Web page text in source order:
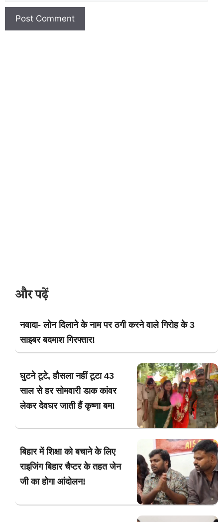
और पढ़ें
नवादा- लोन दिलाने के नाम पर ठगी करने वाले गिरोह के 3
साइबर बदमाश गिरफ्तार!
घुटने टूटे, हौसला नहीं टूटा 43
साल से हर सोमवारी डाक कांवर
लेकर देवघर जाती हैं कृष्णा बम!
बिहार में शिक्षा को बचाने के लिए
राइजिंग बिहार चैप्टर के तहत जेन
जी का होगा आंदोलन!